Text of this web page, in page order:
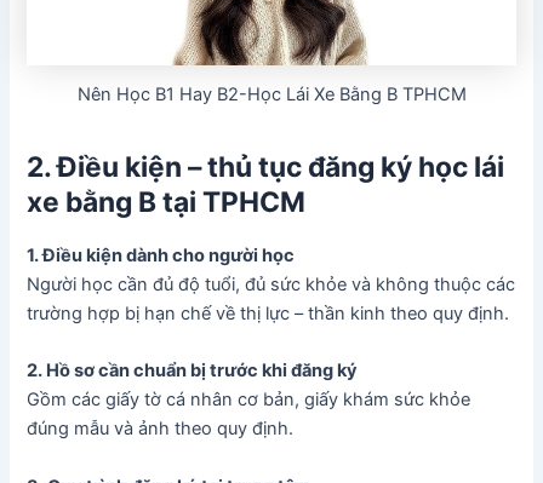
Nên Học B1 Hay B2-Học Lái Xe Bằng B TPHCM
2. Điều kiện – thủ tục đăng ký học lái
xe bằng B tại TPHCM
1. Điều kiện dành cho người học
Người học cần đủ độ tuổi, đủ sức khỏe và không thuộc các
trường hợp bị hạn chế về thị lực – thần kinh theo quy định.
2. Hồ sơ cần chuẩn bị trước khi đăng ký
Gồm các giấy tờ cá nhân cơ bản, giấy khám sức khỏe
đúng mẫu và ảnh theo quy định.